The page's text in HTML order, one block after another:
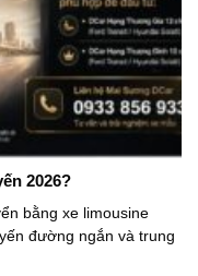
2026?
bằng xe limousine
đường ngắn và trung
đúng...